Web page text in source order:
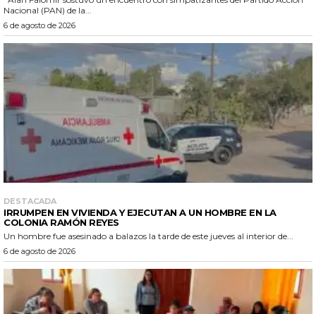
Nacional (PAN) de la...
6 de agosto de 2026
DESTACADA
IRRUMPEN EN VIVIENDA Y EJECUTAN A UN HOMBRE EN LA
COLONIA RAMÓN REYES
Un hombre fue asesinado a balazos la tarde de este jueves al interior de...
6 de agosto de 2026